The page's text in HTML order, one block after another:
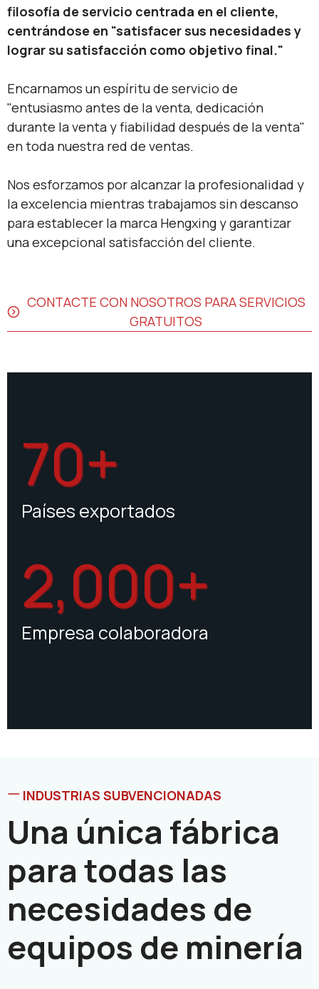
70+
Países exportados
2,000+
Empresa colaboradora
filosofía de servicio centrada en el cliente,
centrándose en "satisfacer sus necesidades y
lograr su satisfacción como objetivo final."
Encarnamos un espíritu de servicio de
"entusiasmo antes de la venta, dedicación
durante la venta y fiabilidad después de la venta"
en toda nuestra red de ventas.
Nos esforzamos por alcanzar la profesionalidad y
la excelencia mientras trabajamos sin descanso
para establecer la marca Hengxing y garantizar
una excepcional satisfacción del cliente.
CONTACTE CON NOSOTROS PARA SERVICIOS
GRATUITOS
INDUSTRIAS SUBVENCIONADAS
Una única fábrica
para todas las
necesidades de
equipos de minería